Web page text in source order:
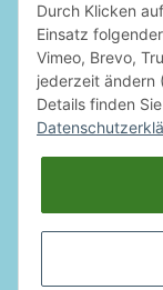
Durch Klicken
Einsatz
Vimeo, Brevo,
jederzeit ändern
Details finden